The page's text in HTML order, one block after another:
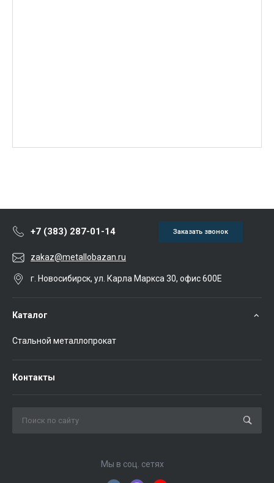
+7 (383) 287-01-14 Заказать звонок
zakaz@metallobazan.ru
г. Новосибирск, ул. Карла Маркса 30, офис 600Е
Каталог
Стальной металлопрокат
Контакты
Мы в соц. сетях